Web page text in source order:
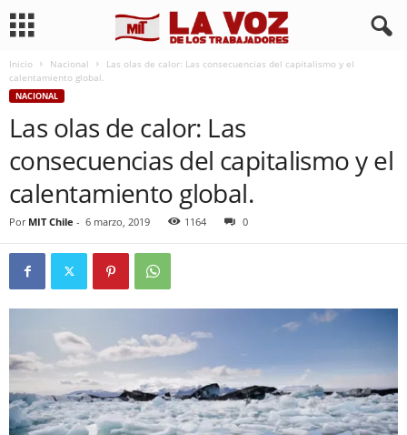
Inicio Nacional
Las olas de calor: Las consecuencias del capitalismo y el
calentamiento global.
NACIONAL
Las olas de calor: Las
consecuencias del capitalismo y el
calentamiento global.
Por MIT Chile - 6 marzo, 2019 1164 0